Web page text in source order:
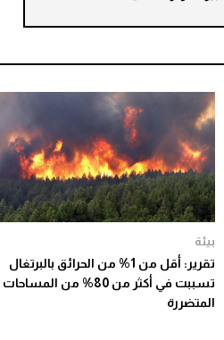
بيئة
تقرير: أقل من 1% من الحرائق بالبرتغال
تسببت في أكثر من 80% من المساحات
المتضررة